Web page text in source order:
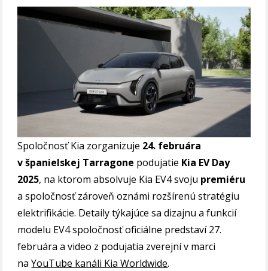
Spoločnosť Kia zorganizuje 24. februára
v španielskej Tarragone podujatie Kia EV Day
2025, na ktorom absolvuje Kia EV4 svoju premiéru
a spoločnosť zároveň oznámi rozšírenú stratégiu
elektrifikácie. Detaily týkajúce sa dizajnu a funkcií
modelu EV4 spoločnosť oficiálne predstaví 27.
februára a video z podujatia zverejní v marci
naYouTube kanáli Kia Worldwide.